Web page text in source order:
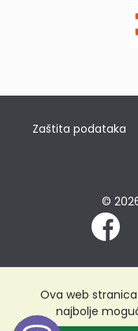
Zaštita podataka
©
Ova web
najbolje